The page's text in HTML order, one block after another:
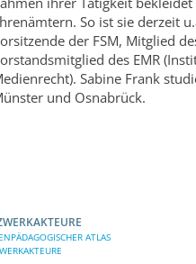
So ist sie derzeit
der FSM, Mitglied
des EMR
Sabine Frank
und Osnabrück.
ATLAS